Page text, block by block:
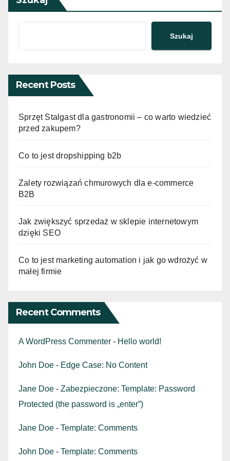
Szukaj
Recent Posts
Sprzęt Stalgast dla gastronomii – co warto wiedzieć
przed zakupem?
Co to jest dropshipping b2b
Zalety rozwiązań chmurowych dla e-commerce
B2B
Jak zwiększyć sprzedaż w sklepie internetowym
dzięki SEO
Co to jest marketing automation i jak go wdrożyć w
małej firmie
Recent Comments
A WordPress Commenter - Hello world!
John Doe - Edge Case: No Content
Jane Doe - Zabezpieczone: Template: Password
Protected (the password is „enter”)
Jane Doe - Template: Comments
John Doe - Template: Comments